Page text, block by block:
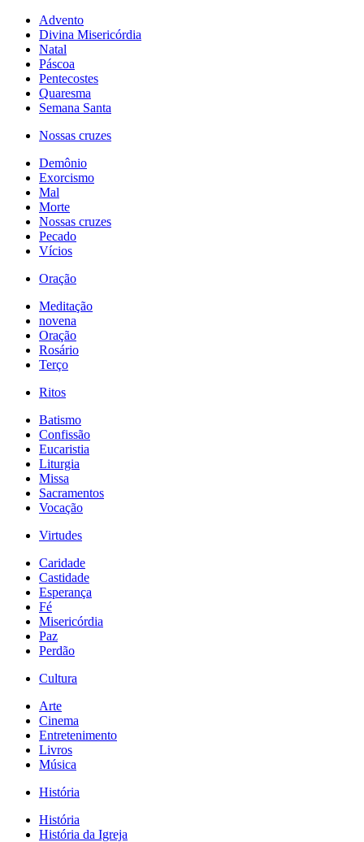
Advento
Divina Misericórdia
Natal
Páscoa
Pentecostes
Quaresma
Semana Santa
Nossas cruzes
Demônio
Exorcismo
Mal
Morte
Nossas cruzes
Pecado
Vícios
Oração
Meditação
novena
Oração
Rosário
Terço
Ritos
Batismo
Confissão
Eucaristia
Liturgia
Missa
Sacramentos
Vocação
Virtudes
Caridade
Castidade
Esperança
Fé
Misericórdia
Paz
Perdão
Cultura
Arte
Cinema
Entretenimento
Livros
Música
História
História
História da Igreja